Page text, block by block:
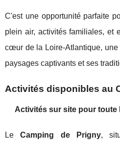
C'est une opportunité parfaite
plein air, activités familiales, et
cœur de la Loire-Atlantique, une
paysages captivants et ses
Activités disponibles au
Activités sur site pour toute
LeCamping de Prigny,